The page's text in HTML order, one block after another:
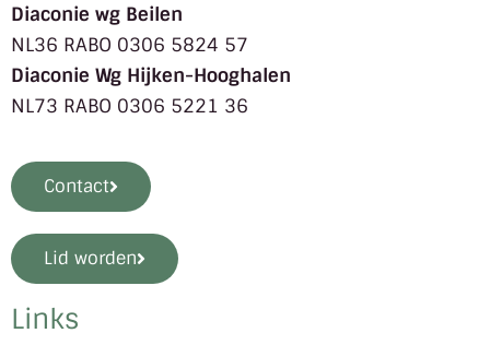
Diaconie wg Beilen
NL36 RABO 0306 5824 57
Diaconie Wg Hijken-Hooghalen
NL73 RABO 0306 5221 36
Contact
Lid worden
Links